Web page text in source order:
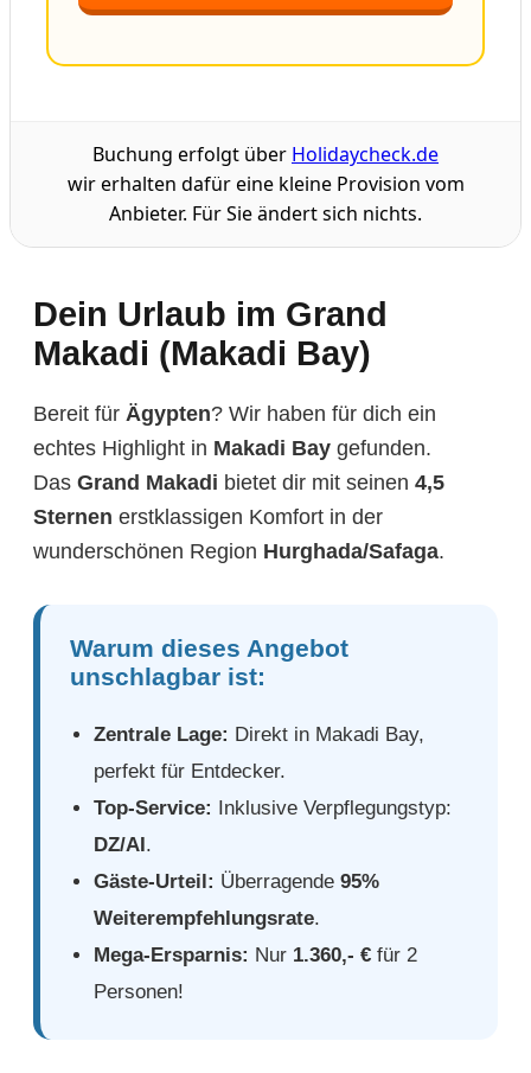
Buchung erfolgt über Holidaycheck.de
wir erhalten dafür eine kleine Provision vom
Anbieter. Für Sie ändert sich nichts.
Dein Urlaub im Grand
Makadi (Makadi Bay)
Bereit für Ägypten? Wir haben für dich ein
echtes Highlight in Makadi Bay gefunden.
Das Grand Makadi bietet dir mit seinen 4,5
Sternen erstklassigen Komfort in der
wunderschönen Region Hurghada/Safaga.
Warum dieses Angebot
unschlagbar ist:
Zentrale Lage: Direkt in Makadi Bay,
perfekt für Entdecker.
Top-Service: Inklusive Verpflegungstyp:
DZ/AI.
Gäste-Urteil: Überragende 95%
Weiterempfehlungsrate.
Mega-Ersparnis: Nur 1.360,- € für 2
Personen!